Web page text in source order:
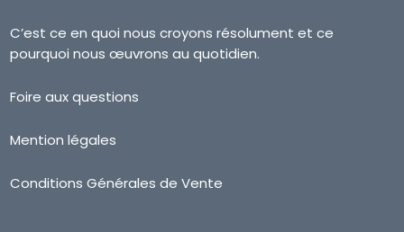
C’est ce en quoi nous croyons résolument et ce
pourquoi nous œuvrons au quotidien.
Foire aux questions
Mention légales
Conditions Générales de Vente